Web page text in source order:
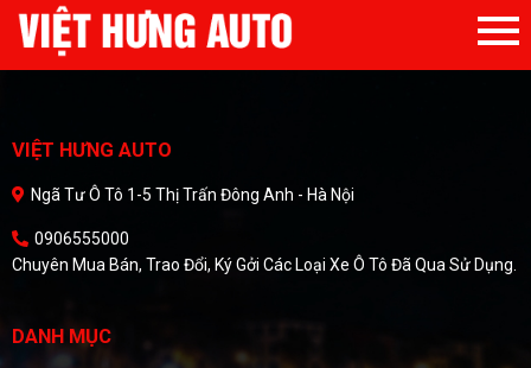
VIỆT HƯNG AUTO
Ngã Tư Ô Tô 1-5 Thị Trấn Đông Anh - Hà Nội
0906555000
Chuyên Mua Bán, Trao Đổi, Ký Gởi Các Loại Xe Ô Tô Đã Qua Sử Dụng.
DANH MỤC